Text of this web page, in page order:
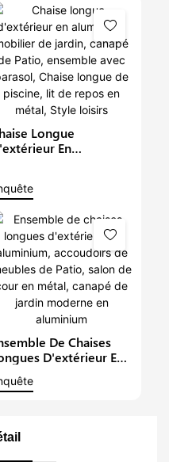
Longue
En
Avec Parasol,
Longue De
Lit De Repos En
Style Loisirs
De Chaises
D'extérieur En
Meubles De Patio,
En Aluminium